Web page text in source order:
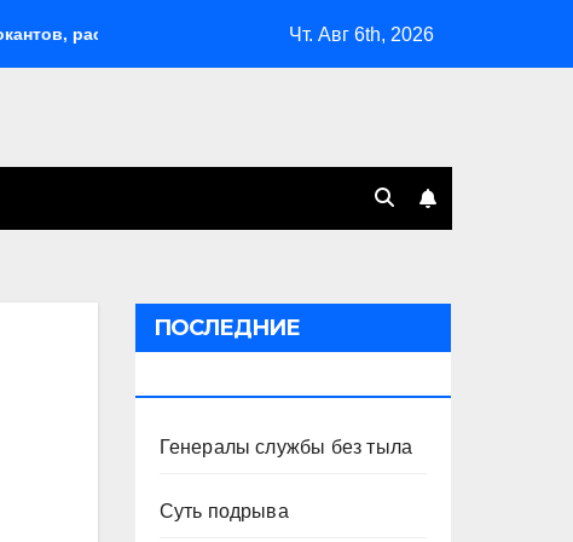
расширил возможности депортаций и сделал героем
Чт. Авг 6th, 2026
ПОСЛЕДНИЕ
Генералы службы без тыла
Суть подрыва